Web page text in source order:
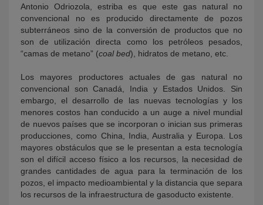
Antonio Odriozola, estriba es que este gas natural no
convencional no es producido directamente de pozos
subterráneos sino de la conversión de productos que no
son de utilización directa como los petróleos pesados,
“camas de metano” (coal bed), hidratos de metano, etc.
Los mayores productores actuales de gas natural no
convencional son Canadá, India y Estados Unidos. Sin
embargo, el desarrollo de las nuevas tecnologías y los
menores costos han conducido a un auge a nivel mundial
de nuevos países que se incorporan o inician sus primeras
producciones, como China, India, Australia y Europa. Los
mayores obstáculos que se le presentan a esta tecnología
son el difícil acceso físico a los recursos, la necesidad de
grandes cantidades de agua para la terminación de los
pozos, el impacto medioambiental y la distancia que separa
los recursos de la infraestructura de gasoducto existente.